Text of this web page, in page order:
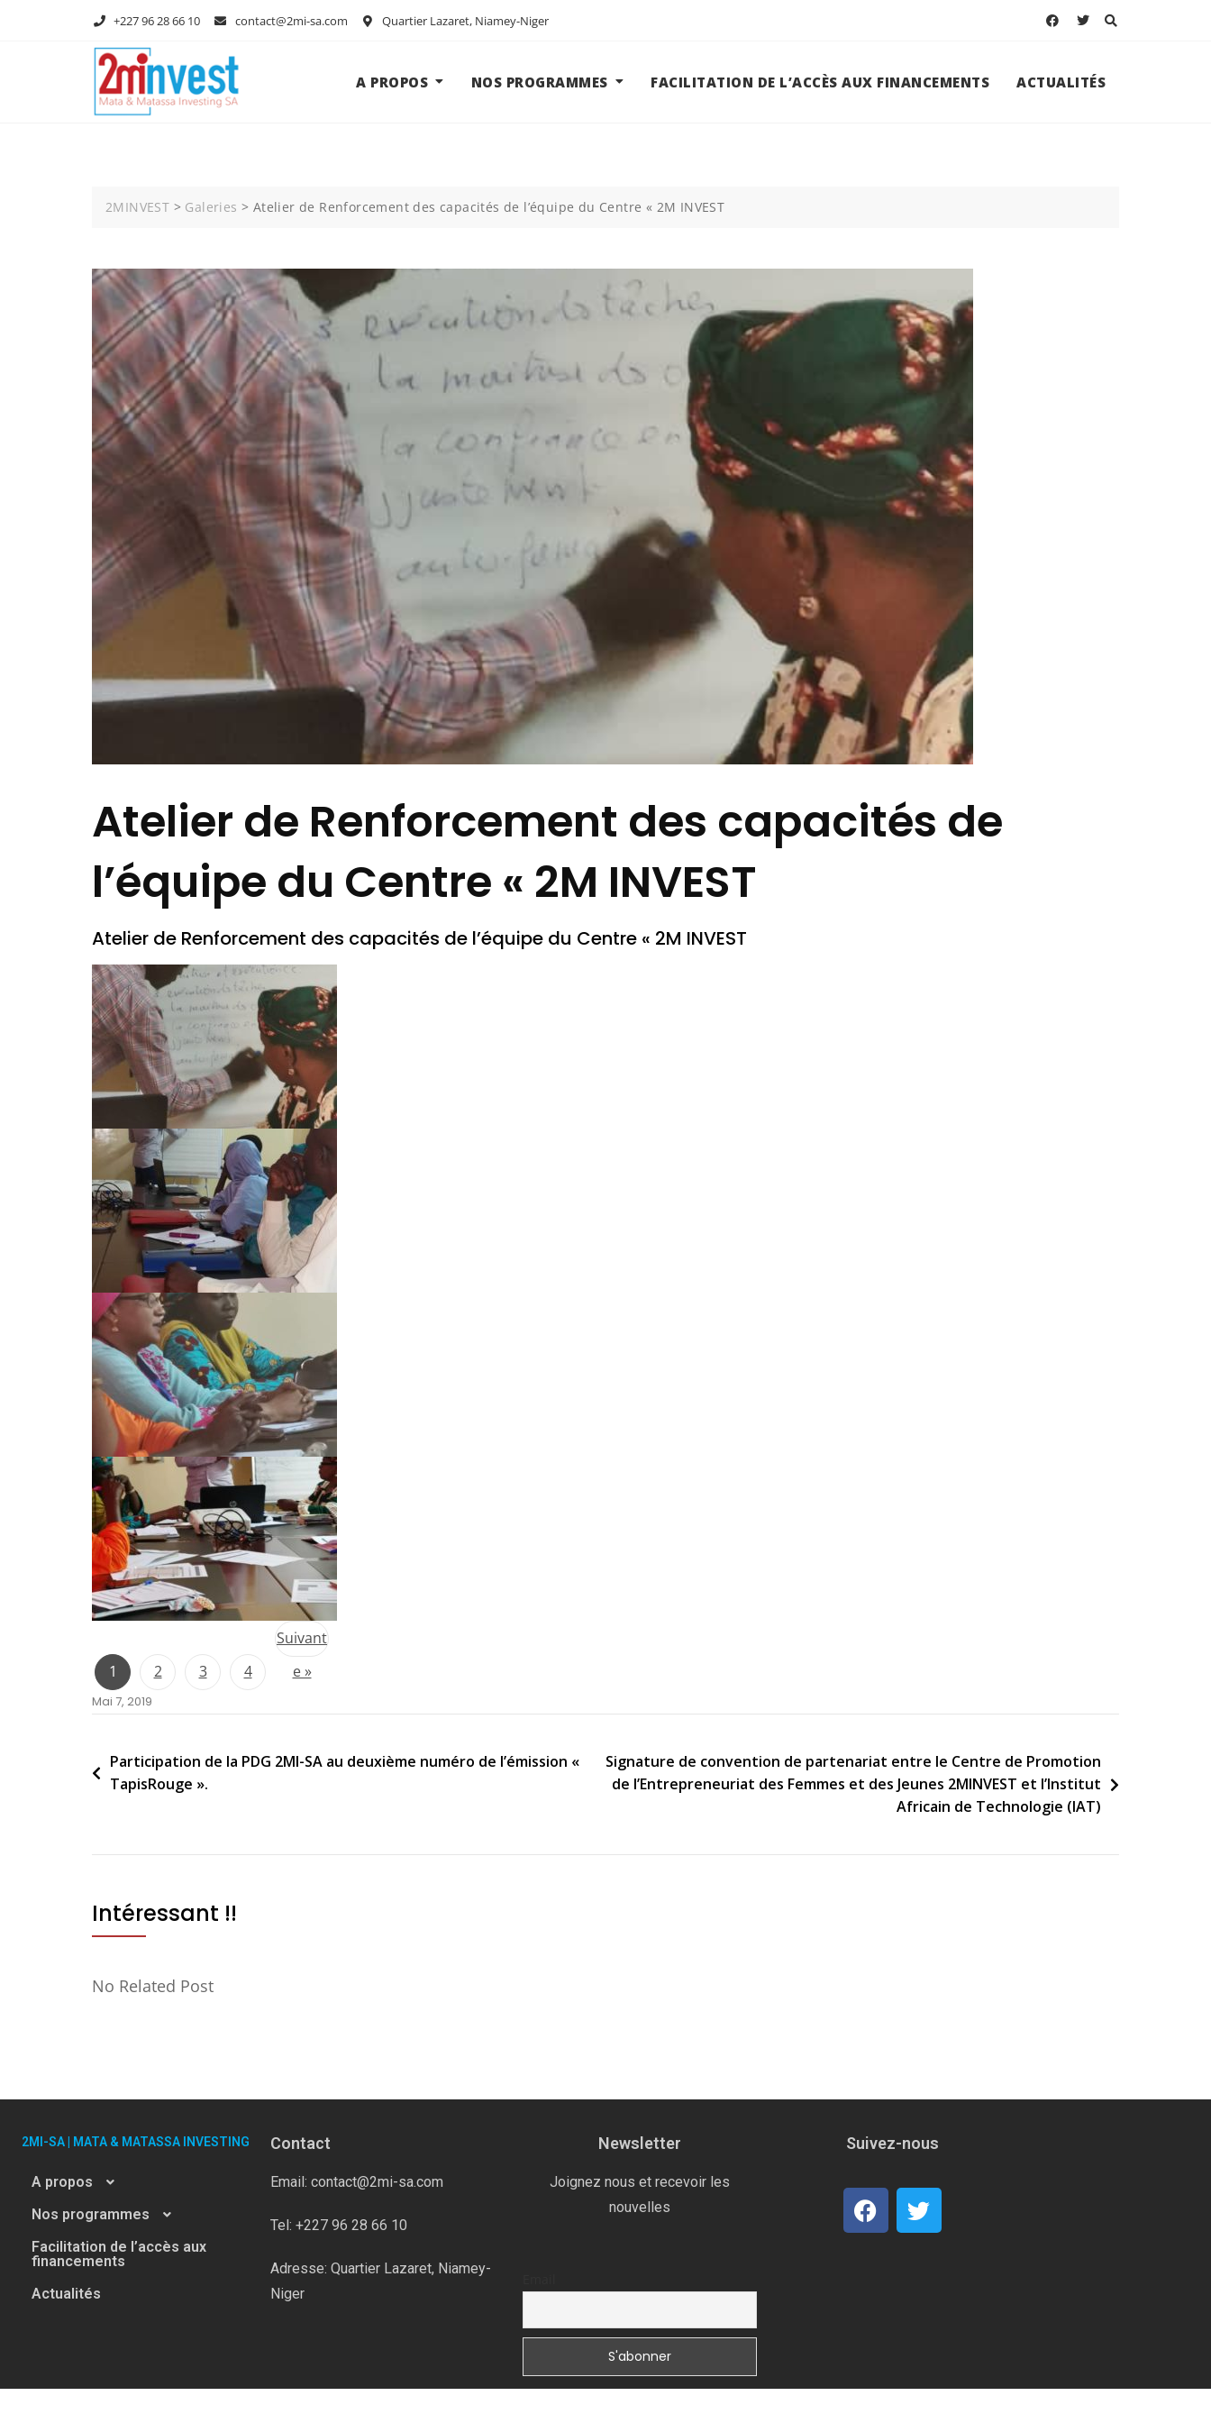
+227 96 28 66 10 contact@2mi-sa.com Quartier Lazaret, Niamey-Niger
A PROPOS NOS PROGRAMMES FACILITATION DE L’ACCÈS AUX FINANCEMENTS ACTUALITÉS
2MINVEST > Galeries > Atelier de Renforcement des capacités de l’équipe du Centre « 2M INVEST
Atelier de Renforcement des capacités de
l’équipe du Centre « 2M INVEST
Atelier de Renforcement des capacités de l’équipe du Centre « 2M INVEST
1 2 3 4
Suivant
e »
Mai 7, 2019
Participation de la PDG 2MI-SA au deuxième numéro de l’émission «
TapisRouge ».
Signature de convention de partenariat entre le Centre de Promotion
de l’Entrepreneuriat des Femmes et des Jeunes 2MINVEST et l’Institut
Africain de Technologie (IAT)
Intéressant !!
No Related Post
2MI-SA | MATA & MATASSA INVESTING
A propos
Nos programmes
Facilitation de l’accès aux
financements
Actualités
Contact
Email: contact@2mi-sa.com
Tel: +227 96 28 66 10
Adresse: Quartier Lazaret, Niamey-
Niger
Newsletter
Joignez nous et recevoir les
nouvelles
Suivez-nous